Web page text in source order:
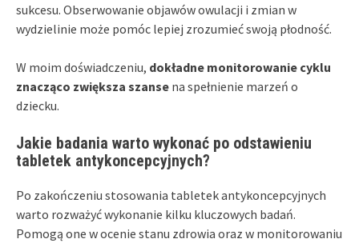
sukcesu. Obserwowanie objawów owulacji i zmian w
wydzielinie może pomóc lepiej zrozumieć swoją płodność.
W moim doświadczeniu, dokładne monitorowanie cyklu
znacząco zwiększa szanse na spełnienie marzeń o
dziecku.
Jakie badania warto wykonać po odstawieniu
tabletek antykoncepcyjnych?
Po zakończeniu stosowania tabletek antykoncepcyjnych
warto rozważyć wykonanie kilku kluczowych badań.
Pomogą one w ocenie stanu zdrowia oraz w monitorowaniu